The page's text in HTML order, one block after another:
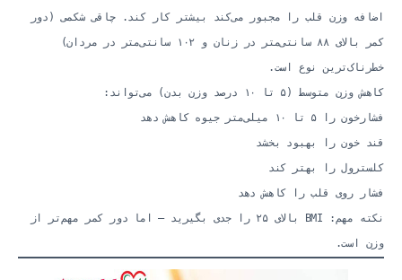
اضافه وزن قلب را مجبور می‌کند بیشتر کار کند. چاقی شکمی (دور
کمر بالای ۸۸ سانتی‌متر در زنان و ۱۰۲ سانتی‌متر در مردان)
خطرناک‌ترین نوع است.
کاهش وزن متوسط (۵ تا ۱۰ درصد وزن بدن) می‌تواند:
فشارخون را ۵ تا ۱۰ میلی‌متر جیوه کاهش دهد
قند خون را بهبود بخشد
کلسترول را بهتر کند
فشار روی قلب را کاهش دهد
نکته مهم: BMI بالای ۲۵ را جدی بگیرید — اما دور کمر مهم‌تر از
وزن است.